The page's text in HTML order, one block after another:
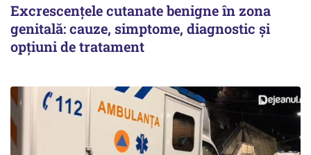
Excrescențele cutanate benigne în zona
genitală: cauze, simptome, diagnostic și
opțiuni de tratament